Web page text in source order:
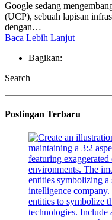
Google sedang
(UCP), sebuah lapisan
dengan…
Baca Lebih Lanjut
Bagikan:
Search
Postingan Terbaru